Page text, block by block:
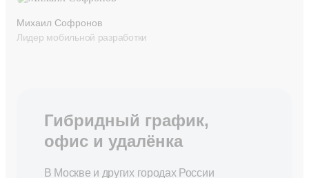
Михаил Софронов
Лидер мобильной разработки
Гибридный график,
офис и удалёнка
В Москве и других городах России